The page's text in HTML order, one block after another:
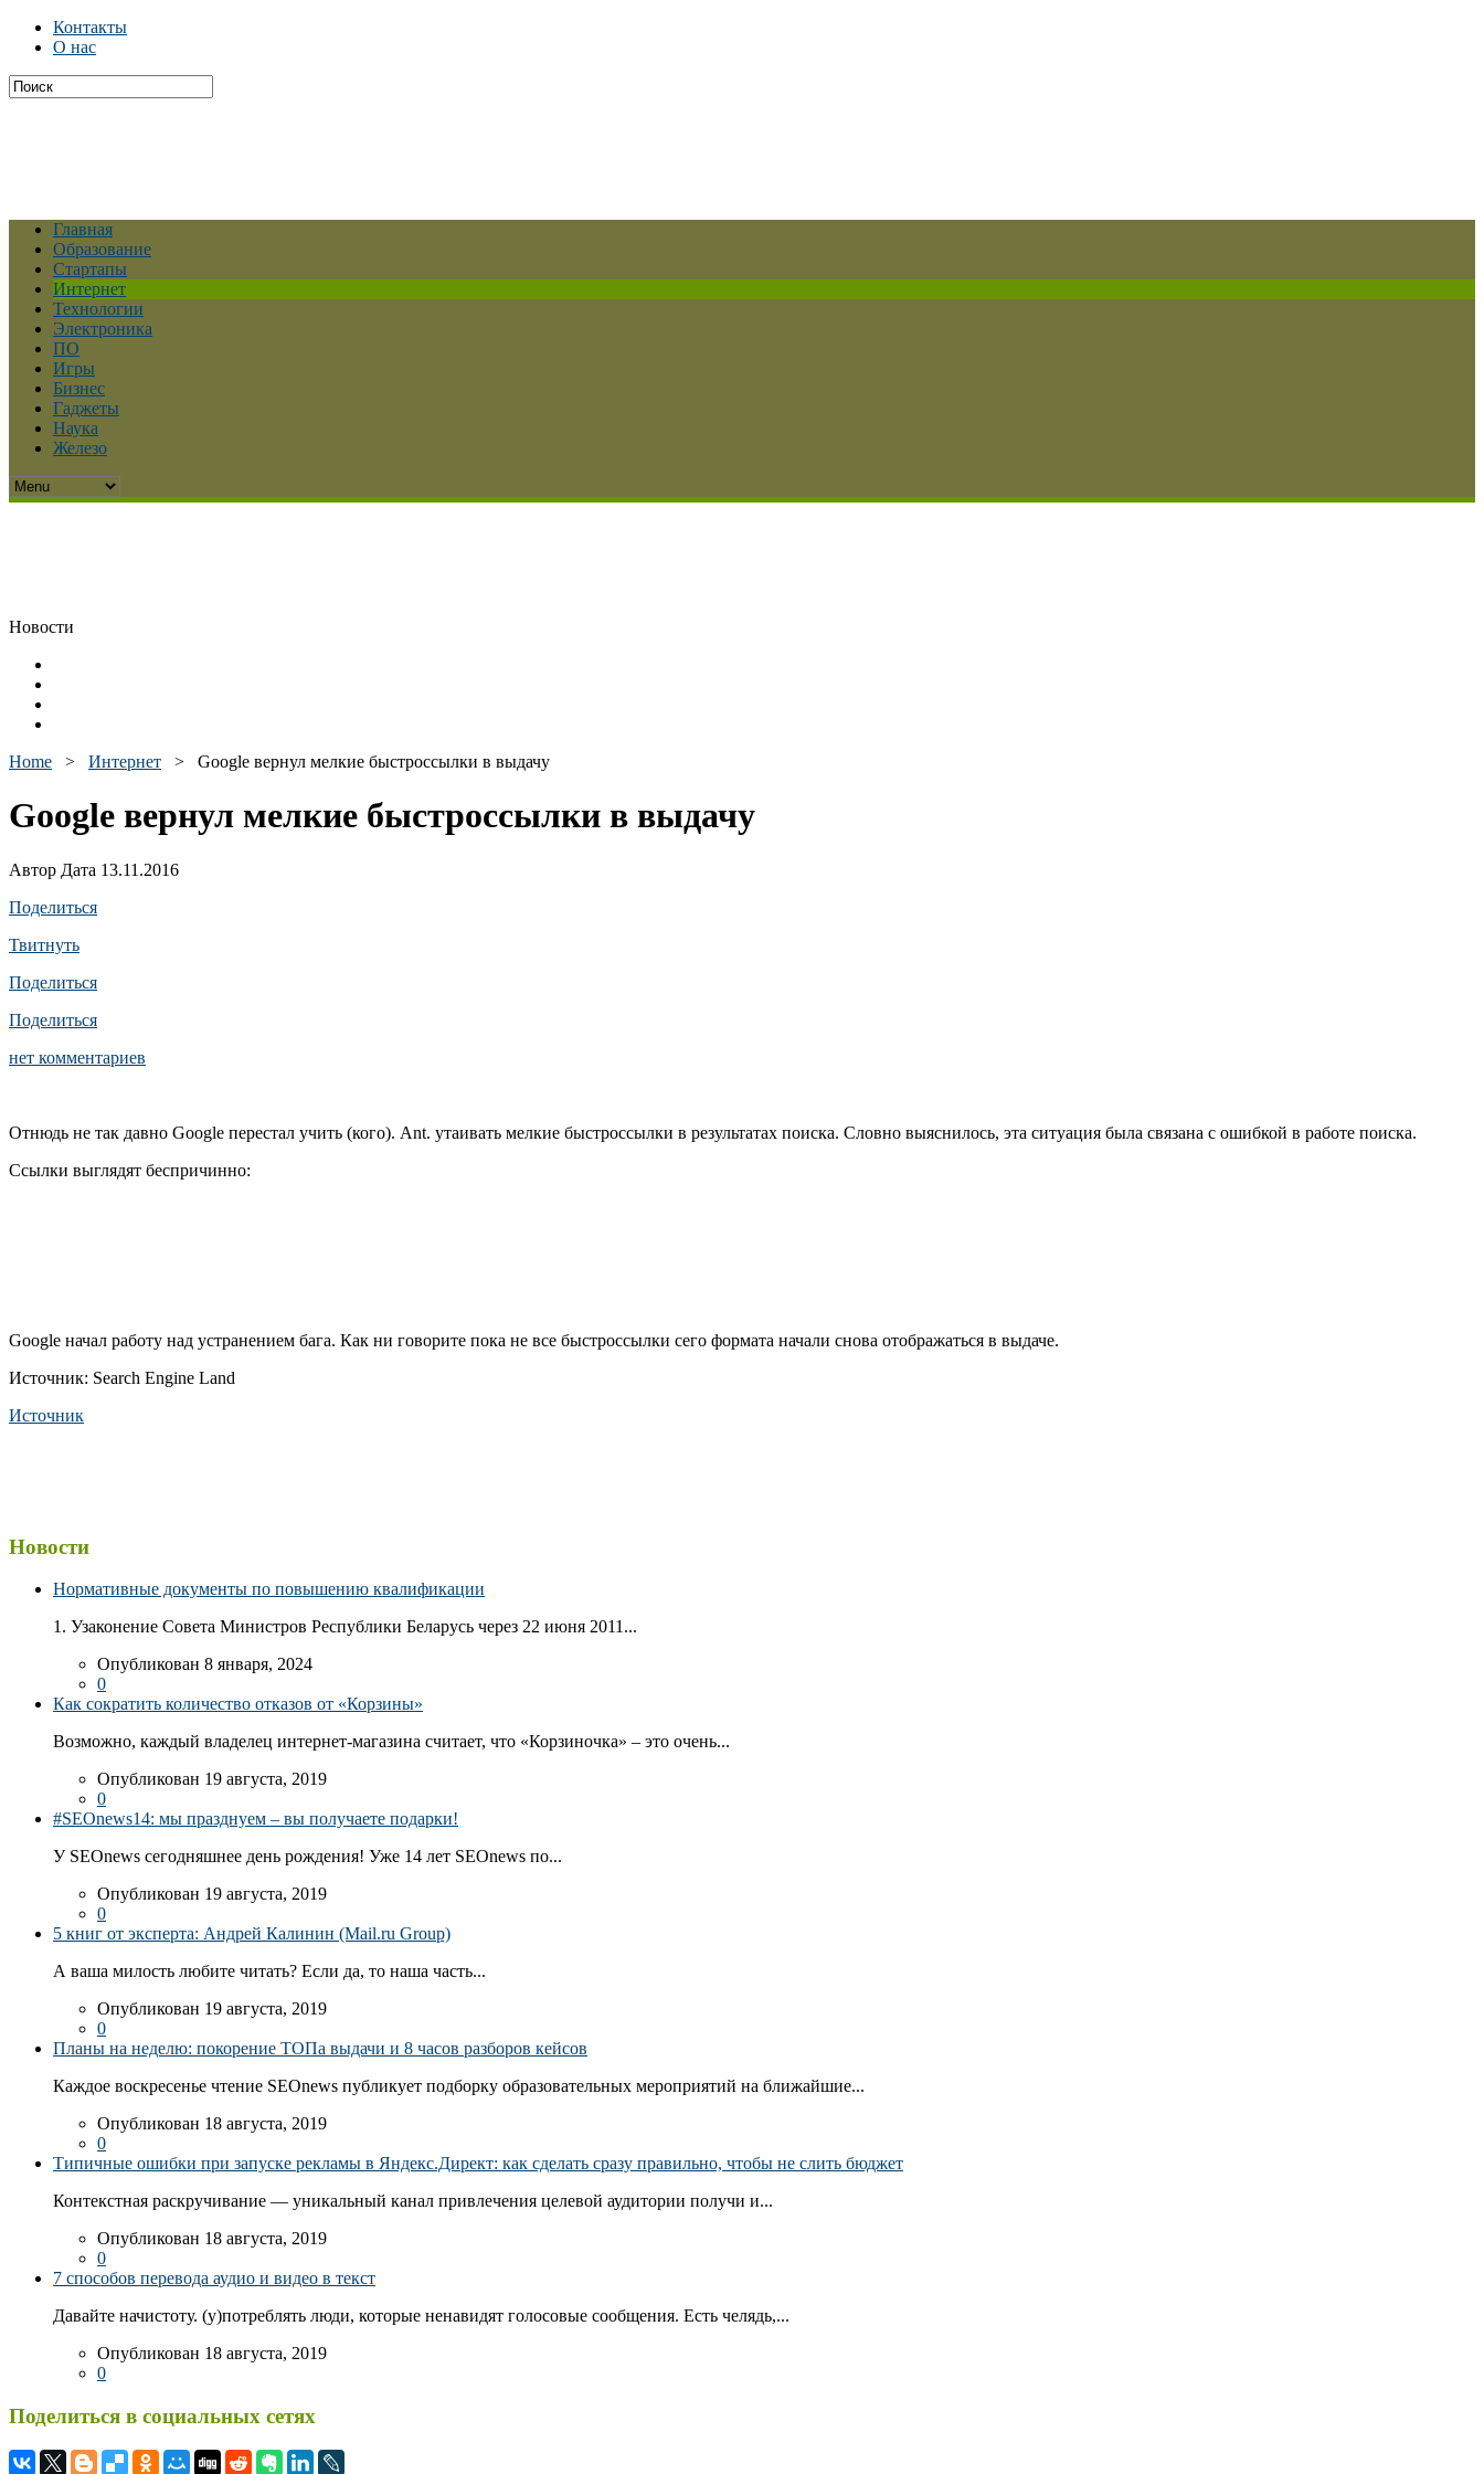
Контакты
О нас
Главная
Образование
Стартапы
Интернет
Технологии
Электроника
ПО
Игры
Бизнес
Гаджеты
Наука
Железо
Новости
Home > Интернет > Google вернул мелкие быстроссылки в выдачу
Google вернул мелкие быстроссылки в выдачу
Автор Дата 13.11.2016
Поделиться
Твитнуть
Поделиться
Поделиться
нет комментариев
Отнюдь не так давно Google перестал учить (кого). Ant. утаивать мелкие быстроссылки в результатах поиска. Словно выяснилось, эта ситуация была связана с ошибкой в работе поиска.
Ссылки выглядят беспричинно:
Google начал работу над устранением бага. Как ни говорите пока не все быстроссылки сего формата начали снова отображаться в выдаче.
Источник: Search Engine Land
Источник
Новости
Нормативные документы по повышению квалификации
1. Узаконение Совета Министров Республики Беларусь через 22 июня 2011...
Опубликован 8 января, 2024
0
Как сократить количество отказов от «Корзины»
Возможно, каждый владелец интернет-магазина считает, что «Корзиночка» – это очень...
Опубликован 19 августа, 2019
0
#SEOnews14: мы празднуем – вы получаете подарки!
У SEOnews сегодняшнее день рождения! Уже 14 лет SEOnews по...
Опубликован 19 августа, 2019
0
5 книг от эксперта: Андрей Калинин (Mail.ru Group)
А ваша милость любите читать? Если да, то наша часть...
Опубликован 19 августа, 2019
0
Планы на неделю: покорение ТОПа выдачи и 8 часов разборов кейсов
Каждое воскресенье чтение SEOnews публикует подборку образовательных мероприятий на ближайшие...
Опубликован 18 августа, 2019
0
Типичные ошибки при запуске рекламы в Яндекс.Директ: как сделать сразу правильно, чтобы не слить бюджет
Контекстная раскручивание — уникальный канал привлечения целевой аудитории получи и...
Опубликован 18 августа, 2019
0
7 способов перевода аудио и видео в текст
Давайте начистоту. (у)потреблять люди, которые ненавидят голосовые сообщения. Есть челядь,...
Опубликован 18 августа, 2019
0
Поделиться в социальных сетях